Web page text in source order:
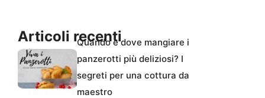
Articoli recentiQuando e dove mangiare i
panzerotti più deliziosi? I
segreti per una cottura da
maestro